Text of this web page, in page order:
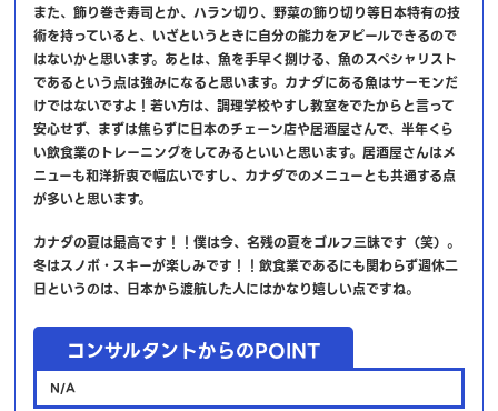
また、飾り巻き寿司とか、ハラン切り、野菜の飾り切り等日本特有の技
術を持っていると、いざというときに自分の能力をアピールできるので
はないかと思います。あとは、魚を手早く捌ける、魚のスペシャリスト
であるという点は強みになると思います。カナダにある魚はサーモンだ
けではないですよ！若い方は、調理学校やすし教室をでたからと言って
安心せず、まずは焦らずに日本のチェーン店や居酒屋さんで、半年くら
い飲食業のトレーニングをしてみるといいと思います。居酒屋さんはメ
ニューも和洋折衷で幅広いですし、カナダでのメニューとも共通する点
が多いと思います。
カナダの夏は最高です！！僕は今、名残の夏をゴルフ三昧です（笑）。
冬はスノボ・スキーが楽しみです！！飲食業であるにも関わらず週休二
日というのは、日本から渡航した人にはかなり嬉しい点ですね。
コンサルタントからのPOINT
N/A